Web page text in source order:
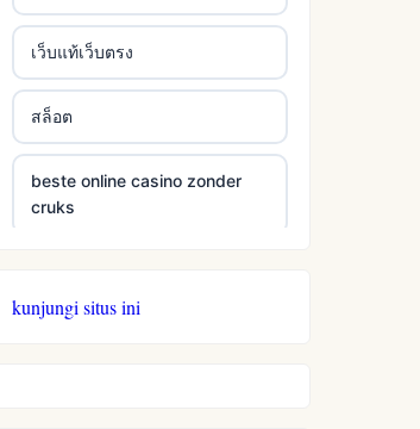
เว็บแท้เว็บตรง
สล็อต
beste online casino zonder
cruks
cruks
kunjungi situs ini